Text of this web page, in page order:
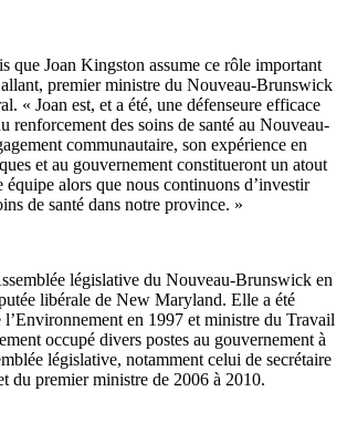
que Joan Kingston assume ce rôle important
premier ministre du Nouveau-Brunswick
« Joan est, et a été, une défenseure efficace
renforcement des soins de santé au Nouveau-
communautaire, son expérience en
et au gouvernement constitueront un atout
alors que nous continuons d’investir
de santé dans notre province. »
législative du Nouveau-Brunswick en
libérale de New Maryland. Elle a été
l’Environnement en 1997 et ministre du Travail
occupé divers postes au gouvernement à
législative, notamment celui de secrétaire
du premier ministre de 2006 à 2010.